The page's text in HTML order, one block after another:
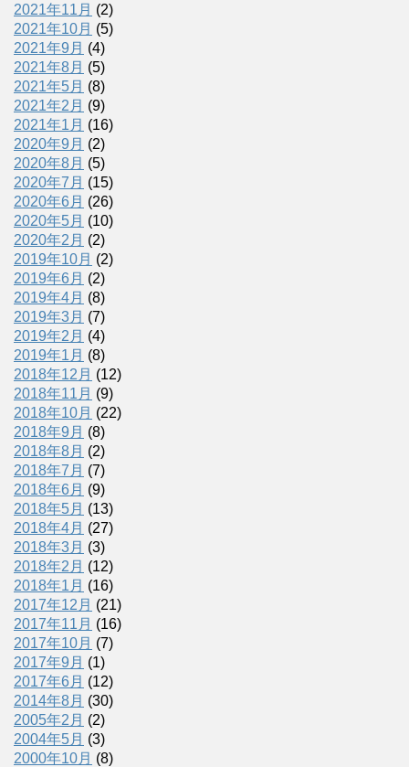
2021年11月 (2)
2021年10月 (5)
2021年9月 (4)
2021年8月 (5)
2021年5月 (8)
2021年2月 (9)
2021年1月 (16)
2020年9月 (2)
2020年8月 (5)
2020年7月 (15)
2020年6月 (26)
2020年5月 (10)
2020年2月 (2)
2019年10月 (2)
2019年6月 (2)
2019年4月 (8)
2019年3月 (7)
2019年2月 (4)
2019年1月 (8)
2018年12月 (12)
2018年11月 (9)
2018年10月 (22)
2018年9月 (8)
2018年8月 (2)
2018年7月 (7)
2018年6月 (9)
2018年5月 (13)
2018年4月 (27)
2018年3月 (3)
2018年2月 (12)
2018年1月 (16)
2017年12月 (21)
2017年11月 (16)
2017年10月 (7)
2017年9月 (1)
2017年6月 (12)
2014年8月 (30)
2005年2月 (2)
2004年5月 (3)
2000年10月 (8)